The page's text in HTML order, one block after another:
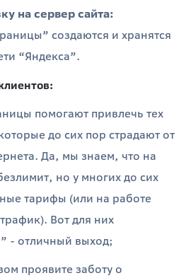
на сервер сайта:
создаются и хранятся
“Яндекса”.
помогают привлечь тех
до сих пор страдают от
Да, мы знаем, что на
но у многих до сих
тарифы (или на работе
Вот для них
- отличный выход;
проявите заботу о